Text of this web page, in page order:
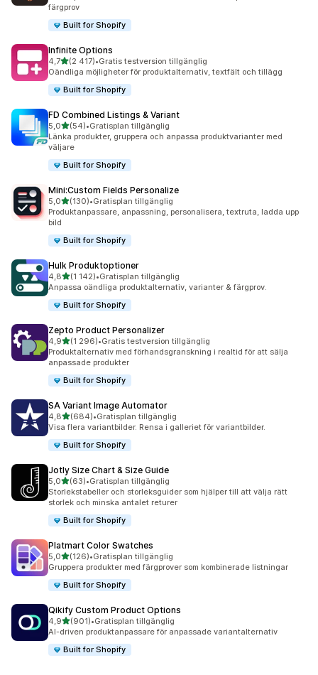
färgprov
Built for Shopify
Infinite Options
4,7av 5 stjärnor
(2 417)
2417 recensioner totalt
•Gratis testversion tillgänglig
Oändliga möjligheter för produktalternativ, textfält och tillägg
Built for Shopify
FD Combined Listings & Variant
5,0av 5 stjärnor
(54)
54 recensioner totalt
•Gratisplan tillgänglig
Länka produkter, gruppera och anpassa produktvarianter med
väljare
Built for Shopify
Mini:Custom Fields Personalize
5,0av 5 stjärnor
(130)
130 recensioner totalt
•Gratisplan tillgänglig
Produktanpassare, anpassning, personalisera, textruta, ladda upp
bild
Built for Shopify
Hulk Produktoptioner
4,8av 5 stjärnor
(1 142)
1142 recensioner totalt
•Gratisplan tillgänglig
Anpassa oändliga produktalternativ, varianter & färgprov.
Built for Shopify
Zepto Product Personalizer
4,9av 5 stjärnor
(1 296)
1296 recensioner totalt
•Gratis testversion tillgänglig
Produktalternativ med förhandsgranskning i realtid för att sälja
anpassade produkter
Built for Shopify
SA Variant Image Automator
4,8av 5 stjärnor
(684)
684 recensioner totalt
•Gratisplan tillgänglig
Visa flera variantbilder. Rensa i galleriet för variantbilder.
Built for Shopify
Jotly Size Chart & Size Guide
5,0av 5 stjärnor
(63)
63 recensioner totalt
•Gratisplan tillgänglig
Storlekstabeller och storleksguider som hjälper till att välja rätt
storlek och minska antalet returer
Built for Shopify
Platmart Color Swatches
5,0av 5 stjärnor
(126)
126 recensioner totalt
•Gratisplan tillgänglig
Gruppera produkter med färgprover som kombinerade listningar
Built for Shopify
Qikify Custom Product Options
4,9av 5 stjärnor
(901)
901 recensioner totalt
•Gratisplan tillgänglig
AI-driven produktanpassare för anpassade variantalternativ
Built for Shopify